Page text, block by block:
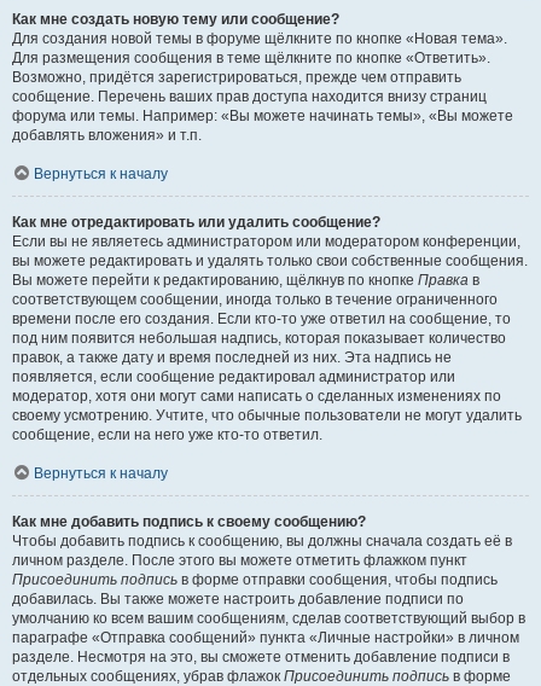
Как мне создать новую тему или сообщение?
Для создания новой темы в форуме щёлкните по кнопке «Новая тема».
Для размещения сообщения в теме щёлкните по кнопке «Ответить».
Возможно, придётся зарегистрироваться, прежде чем отправить
сообщение. Перечень ваших прав доступа находится внизу страниц
форума или темы. Например: «Вы можете начинать темы», «Вы можете
добавлять вложения» и т.п.
Вернуться к началу
Как мне отредактировать или удалить сообщение?
Если вы не являетесь администратором или модератором конференции,
вы можете редактировать и удалять только свои собственные сообщения.
Вы можете перейти к редактированию, щёлкнув по кнопке Правка в
соответствующем сообщении, иногда только в течение ограниченного
времени после его создания. Если кто-то уже ответил на сообщение, то
под ним появится небольшая надпись, которая показывает количество
правок, а также дату и время последней из них. Эта надпись не
появляется, если сообщение редактировал администратор или
модератор, хотя они могут сами написать о сделанных изменениях по
своему усмотрению. Учтите, что обычные пользователи не могут удалить
сообщение, если на него уже кто-то ответил.
Вернуться к началу
Как мне добавить подпись к своему сообщению?
Чтобы добавить подпись к сообщению, вы должны сначала создать её в
личном разделе. После этого вы можете отметить флажком пункт
Присоединить подпись в форме отправки сообщения, чтобы подпись
добавилась. Вы также можете настроить добавление подписи по
умолчанию ко всем вашим сообщениям, сделав соответствующий выбор в
параграфе «Отправка сообщений» пункта «Личные настройки» в личном
разделе. Несмотря на это, вы сможете отменить добавление подписи в
отдельных сообщениях, убрав флажок Присоединить подпись в форме